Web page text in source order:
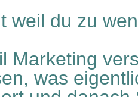
weil du zu
Marketing
was